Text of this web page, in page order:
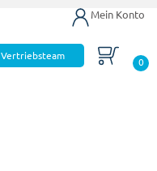
Mein Konto
Vertriebsteam
0